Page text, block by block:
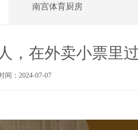
南宫体育厨房
，在外卖小票里
间：2024-07-07